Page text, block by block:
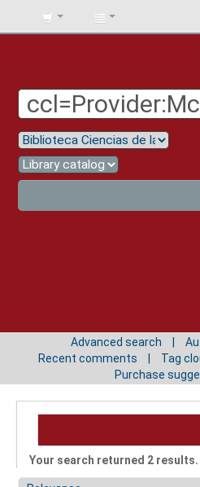
BIBLIOTECA
Advanced search
Recent comments
Tag
Purchase
Your search returned 2 results.